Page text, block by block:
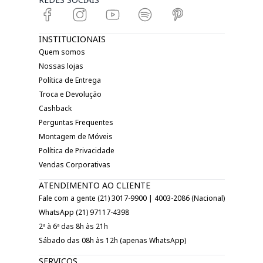
INSTITUCIONAIS
Quem somos
Nossas lojas
Política de Entrega
Troca e Devolução
Cashback
Perguntas Frequentes
Montagem de Móveis
Política de Privacidade
Vendas Corporativas
ATENDIMENTO AO CLIENTE
Fale com a gente (21) 3017-9900 | 4003-2086 (Nacional)
WhatsApp (21) 97117-4398
2ª à 6ª das 8h às 21h
Sábado das 08h às 12h (apenas WhatsApp)